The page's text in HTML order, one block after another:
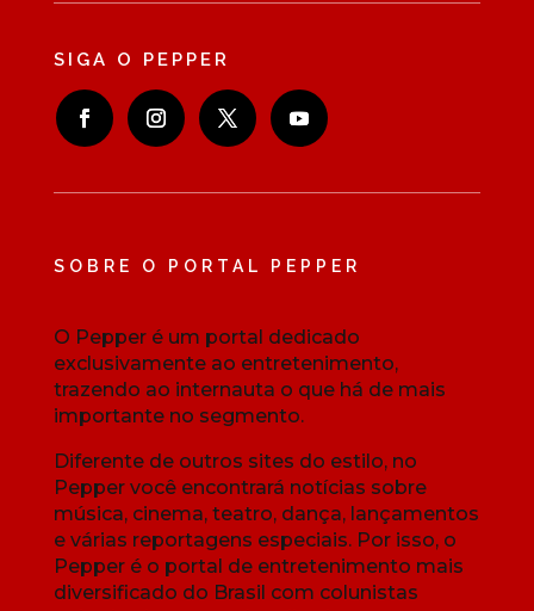
SIGA O PEPPER
SOBRE O PORTAL PEPPER
O Pepper é um portal dedicado
exclusivamente ao entretenimento,
trazendo ao internauta o que há de mais
importante no segmento.
Diferente de outros sites do estilo, no
Pepper você encontrará notícias sobre
música, cinema, teatro, dança, lançamentos
e várias reportagens especiais. Por isso, o
Pepper é o portal de entretenimento mais
diversificado do Brasil com colunistas